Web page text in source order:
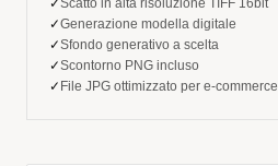
✓Scatto in alta risoluzione TIFF 16bit
✓Generazione modella digitale
✓Sfondo generativo a scelta
✓Scontorno PNG incluso
✓ File JPG ottimizzato per e-commerce